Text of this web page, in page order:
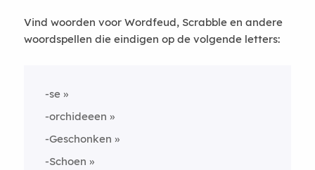
Vind woorden voor Wordfeud, Scrabble en andere
woordspellen die eindigen op de volgende letters:
-se
-orchideeen
-Geschonken
-Schoen